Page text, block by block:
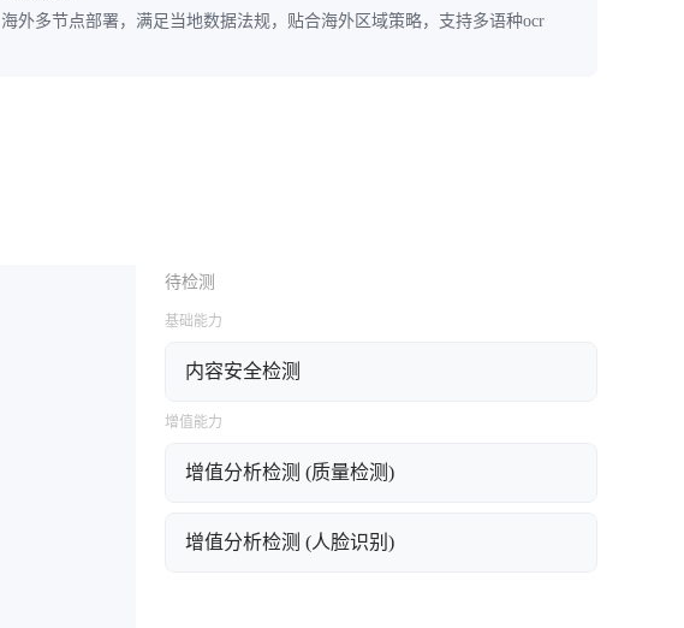
海外多节点部署，满足当地数据法规，贴合海外区域策略，支持多语种ocr
待检测
基础能力
内容安全检测
增值能力
增值分析检测 (质量检测)
增值分析检测 (人脸识别)